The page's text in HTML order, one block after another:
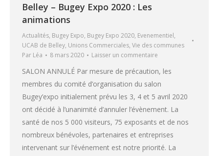
Belley – Bugey Expo 2020 : Les
animations
Actualités, Bugey Expo, Bugey Expo 2020, Evenementiel,
UCAB de Belley, Unions Commerciales, Vie des communes
Par Léa 8 mars 2020 Laisser un commentaire
SALON ANNULÉ Par mesure de précaution, les
membres du comité d’organisation du salon
Bugey’expo initialement prévu les 3, 4 et 5 avril 2020
ont décidé à l’unanimité d’annuler l’évènement. La
santé de nos 5 000 visiteurs, 75 exposants et de nos
nombreux bénévoles, partenaires et entreprises
intervenant sur l’événement est notre priorité. La